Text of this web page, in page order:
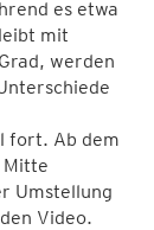
es etwa
mit
werden
fort. Ab dem
Mitte
Umstellung
Video.